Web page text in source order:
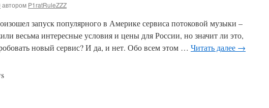
автором P1ratRuleZZZ
запуск популярного в Америке сервиса потоковой музыки –
весьма интересные условия и цены для России, но значит ли это,
новый сервис? И да, и нет. Обо всем этом … Читать далее →